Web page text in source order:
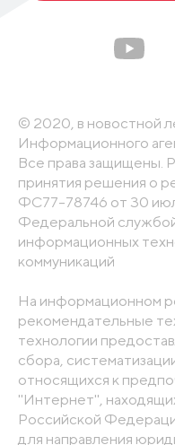
© 2020, в новостной
Информационного
Все права защищены.
принятия решения о
ФС77-78746 от 30
Федеральной
информационных
коммуникаций
На информационном
рекомендательные
технологии
сбора,
относящихся к
"Интернет",
Российской
для направления